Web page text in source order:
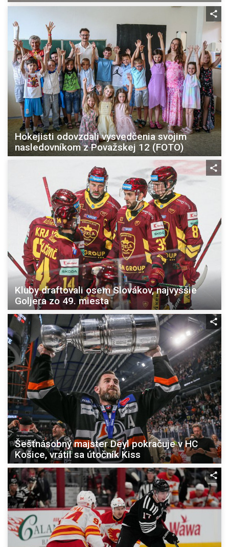
Hokejisti odovzdali vysvedčenia svojim
nasledovníkom z Považskej 12 (FOTO)
Kluby draftovali osem Slovákov, najvyššie
Goljera zo 49. miesta
Šešťnásobný majster Deyl pokračuje v HC
Košice, vrátil sa útočník Kiss